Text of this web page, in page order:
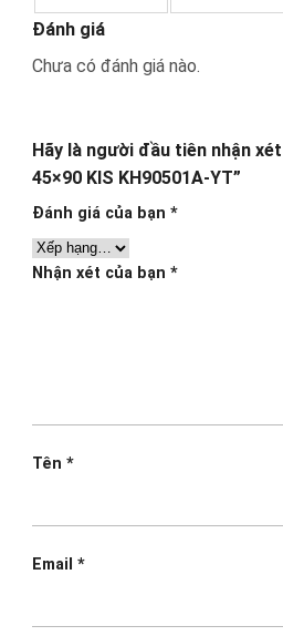
Đánh giá
Chưa có đánh giá nào.
Hãy là người đầu tiên nhận
45×90 KIS KH90501A-YT”
Đánh giá của bạn *
Nhận xét của bạn *
Tên *
Email *